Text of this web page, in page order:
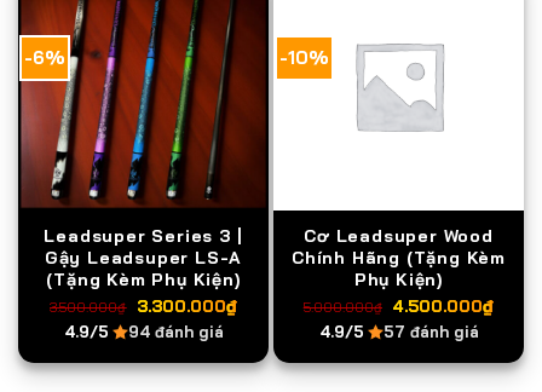
-6%
Leadsuper Series 3 |
Gậy Leadsuper LS-A
(Tặng Kèm Phụ Kiện)
3.500.000₫ Giá
gốc
là:
3.500.000₫.
3.300.000₫Giá
là:
4.9/5 94 đánh giá
-10%
Cơ Leadsuper Wood
Chính Hãng (Tặng Kèm
Phụ Kiện)
5.000.000₫ Giá
gốc
là:
5.000.000₫.
4.500.000₫Giá
tại
là:
4.9/5 57 đánh giá